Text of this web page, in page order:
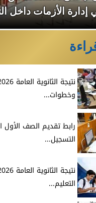
إدارة الأزمات داخل
وخطوات...
التسجيل...
التعليم...